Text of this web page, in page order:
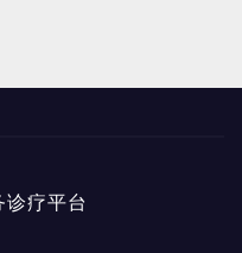
疗平台